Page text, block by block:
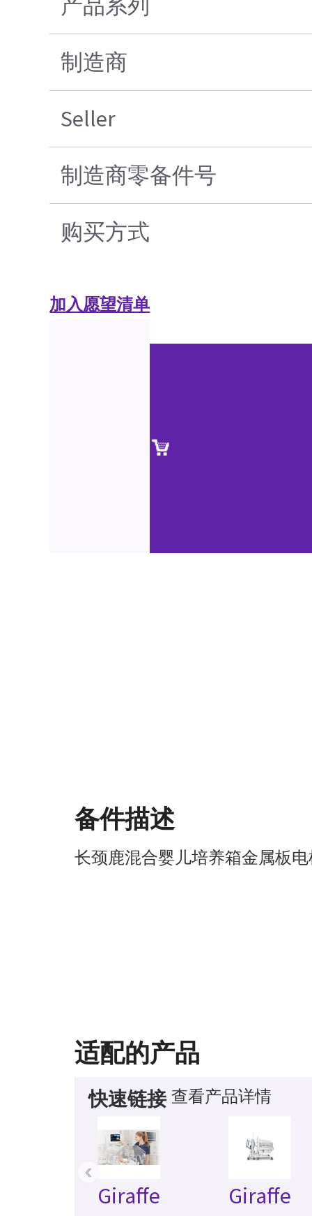
产品系列
制造商
Seller
制造商零备件号
购买方式
加入愿望清单
备件描述
长颈鹿混合婴儿培养箱金属板
适配的产品
快速链接 查看产品详情
Giraffe
Giraffe
‹